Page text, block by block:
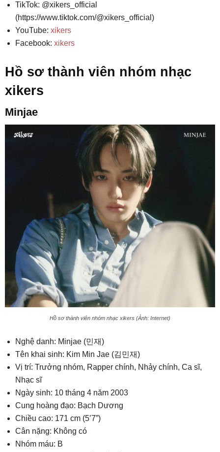
TikTok: @xikers_official
(https://www.tiktok.com/@xikers_official)
YouTube: xikers
Facebook: xikers
Hồ sơ thành viên nhóm nhạc
xikers
Minjae
Hồ sơ thành viên nhóm nhạc xikers (Ảnh: Internet)
Nghệ danh: Minjae (민재)
Tên khai sinh: Kim Min Jae (김민재)
Vị trí: Trưởng nhóm, Rapper chính, Nhảy chính, Ca sĩ,
Nhạc sĩ
Ngày sinh: 10 tháng 4 năm 2003
Cung hoàng đạo: Bạch Dương
Chiều cao: 171 cm (5’7”)
Cân nặng: Không có
Nhóm máu: B